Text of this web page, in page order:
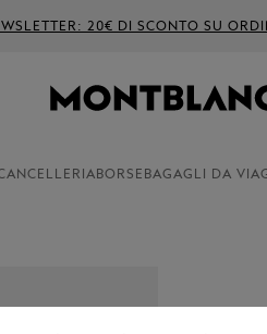
20€ DI SCONTO SU
BORSE BAGAGLI DA